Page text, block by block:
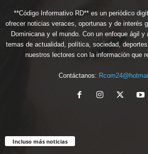
**Código Informativo RD** es un periódico
ofrecer noticias veraces, oportunas y de interés
Dominicana y el mundo. Con un enfoque ágil y
temas de actualidad, política, sociedad,
nuestros lectores con la información que
Contáctanos:
Incluso más noticias